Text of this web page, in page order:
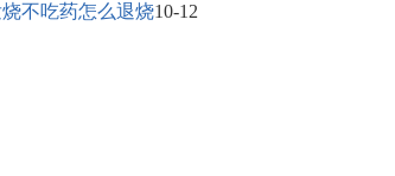
不吃药怎么退烧10-12